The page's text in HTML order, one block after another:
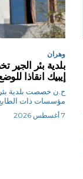
وهران
إيبيك انقاذا
ح.ن خصصت بلدية
مؤسسات ذات الطابع
7 أغسطس 2026